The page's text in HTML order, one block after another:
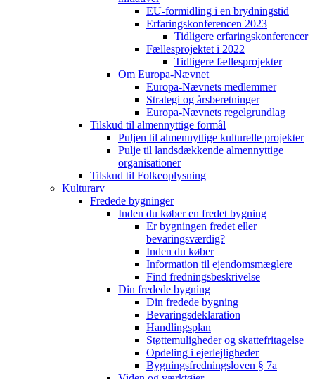
EU-formidling i en brydningstid
Erfaringskonferencen 2023
Tidligere erfaringskonferencer
Fællesprojektet i 2022
Tidligere fællesprojekter
Om Europa-Nævnet
Europa-Nævnets medlemmer
Strategi og årsberetninger
Europa-Nævnets regelgrundlag
Tilskud til almennyttige formål
Puljen til almennyttige kulturelle projekter
Pulje til landsdækkende almennyttige
organisationer
Tilskud til Folkeoplysning
Kulturarv
Fredede bygninger
Inden du køber en fredet bygning
Er bygningen fredet eller
bevaringsværdig?
Inden du køber
Information til ejendomsmæglere
Find fredningsbeskrivelse
Din fredede bygning
Din fredede bygning
Bevaringsdeklaration
Handlingsplan
Støttemuligheder og skattefritagelse
Opdeling i ejerlejligheder
Bygningsfredningsloven § 7a